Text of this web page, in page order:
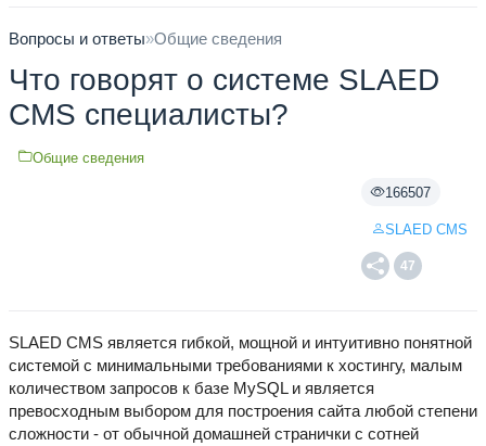
Вопросы и ответы»Общие сведения
Что говорят о системе SLAED
CMS специалисты?
166507
SLAED CMS
47
Общие сведения
SLAED CMS является гибкой, мощной и интуитивно понятной
системой с минимальными требованиями к хостингу, малым
количеством запросов к базе MySQL и является
превосходным выбором для построения сайта любой степени
сложности - от обычной домашней странички с сотней